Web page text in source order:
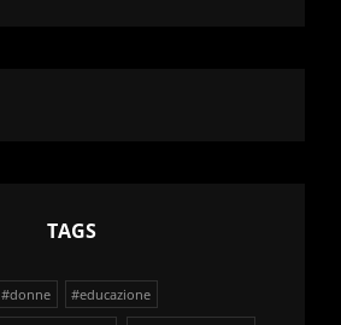
TAGS
#donne #educazione